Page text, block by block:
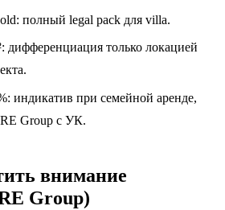
полный legal pack для villa.
дифференциация только локацией
индикатив при семейной аренде,
Group с УК.
внимание
Group)